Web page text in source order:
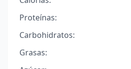
Proteínas:
Carbohidratos:
Grasas: